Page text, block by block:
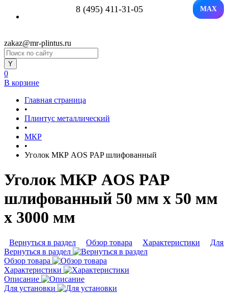
8 (495) 411-31-05 MAX
zakaz@mr-plintus.ru
0
В корзине
Главная страница
•
Плинтус металлический
•
МКР
•
Уголок МКР AOS PAP шлифованный
Уголок МКР AOS PAP
шлифованный 50 мм x 50 мм
х 3000 мм
Вернуться в раздел Обзор товара Характеристики
Для
Вернуться в раздел
Обзор товара
Характеристики
Описание
Для установки